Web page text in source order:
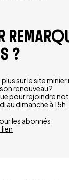
?
sur le site
renouveau ?
pour rejoindre
au dimanche à 15h
les abonnés